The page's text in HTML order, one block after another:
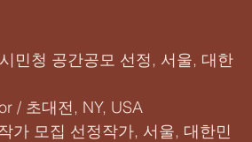
민청 공간공모 선정, 서울, 대한
/ 초대전, NY, USA
가 모집 선정작가, 서울, 대한민